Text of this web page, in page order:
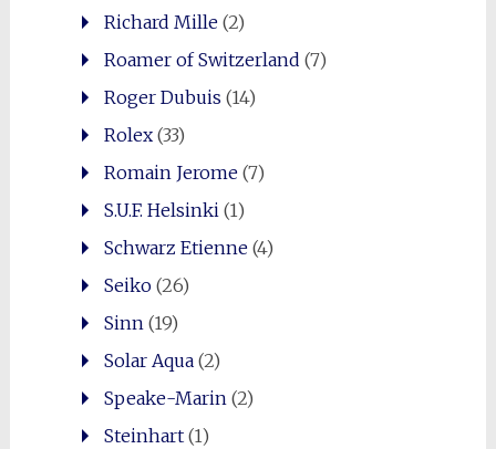
Richard Mille(2)
Roamer of Switzerland (7)
Roger Dubuis (14)
Rolex(33)
Romain Jerome(7)
S.U.F. Helsinki(1)
Schwarz Etienne(4)
Seiko(26)
Sinn(19)
Solar Aqua(2)
Speake-Marin(2)
Steinhart(1)